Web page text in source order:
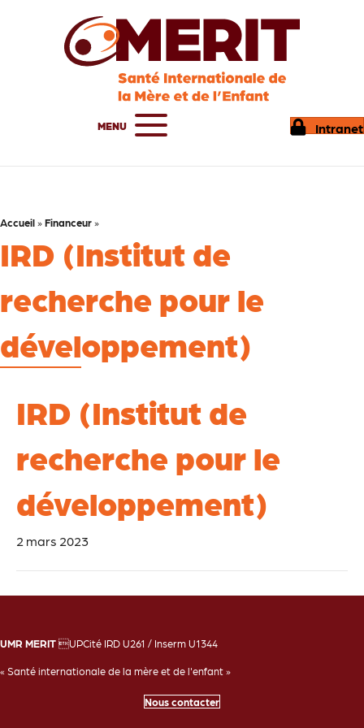
MENU Intranet
Accueil » Financeur »
IRD (Institut de
recherche pour le
développement)
IRD (Institut de
recherche pour le
développement)
2 mars 2023
UMR MERIT UPCité IRD U261 / Inserm U1344
« Santé internationale de la mère et de l'enfant »
Nous contacter